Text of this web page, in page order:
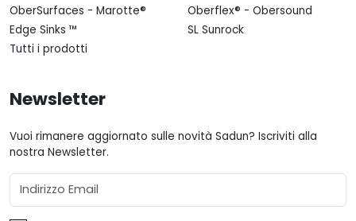
OberSurfaces - Marotte®
Oberflex® - Obersound
Edge Sinks ™
SL Sunrock
Tutti i prodotti
Newsletter
Vuoi rimanere aggiornato sulle novità Sadun? Iscriviti alla
nostra Newsletter.
Email